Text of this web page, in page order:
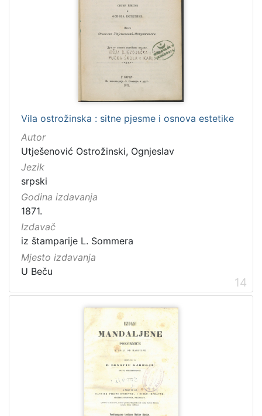
Vila ostrožinska : sitne pjesme i osnova estetike
Autor
Utješenović Ostrožinski, Ognjeslav
Jezik
srpski
Godina izdavanja
1871.
Izdavač
iz štamparije L. Sommera
Mjesto izdavanja
U Beču
14